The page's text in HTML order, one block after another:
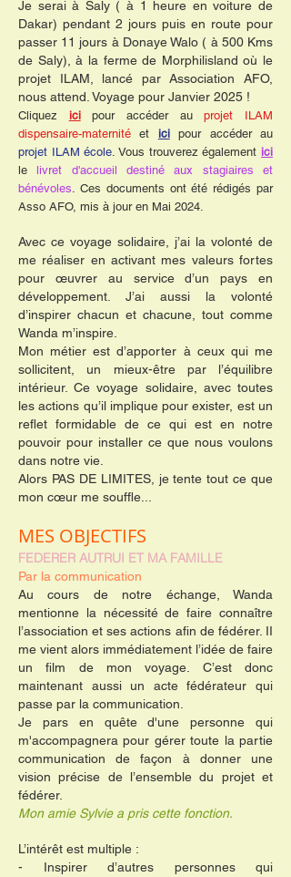
Je serai à Saly ( à 1 heure en voiture de
Dakar) pendant 2 jours puis en route pour
passer 11 jours à Donaye Walo ( à 500 Kms
de Saly), à la ferme de Morphilisland où le
projet ILAM, lancé par Association AFO,
nous attend. Voyage pour Janvier 2025 !
Cliquez icipour accéder auprojet ILAM
dispensaire-maternité et icipour accéder au
projet ILAM école. Vous trouverez également ici
lelivret d'accueil destiné aux stagiaires et
bénévoles. Ces documents ont été rédigés par
Asso AFO, mis à jour en Mai 2024.
Avec ce voyage solidaire, j’ai la volonté de
me réaliser en activant mes valeurs fortes
pour œuvrer au service d’un pays en
développement. J’ai aussi la volonté
d’inspirer chacun et chacune, tout comme
Wanda m’inspire.
Mon métier est d’apporter à ceux qui me
sollicitent, un mieux-être par l’équilibre
intérieur. Ce voyage solidaire, avec toutes
les actions qu’il implique pour exister, est un
reflet formidable de ce qui est en notre
pouvoir pour installer ce que nous voulons
dans notre vie.
Alors PAS DE LIMITES, je tente tout ce que
mon cœur me souffle...
MES OBJECTIFS
FEDERER AUTRUI ET MA FAMILLE
Par la communication
Au cours de notre échange, Wanda
mentionne la nécessité de faire connaître
l’association et ses actions afin de fédérer. II
me vient alors immédiatement l’idée de faire
un film de mon voyage. C’est donc
maintenant aussi un acte fédérateur qui
passe par la communication.
Je pars en quête d'une personne qui
m'accompagnera pour gérer toute la partie
communication de façon à donner une
vision précise de l’ensemble du projet et
fédérer.
Mon amie Sylvie a pris cette fonction.
L’intérêt est multiple :
- Inspirer d’autres personnes qui